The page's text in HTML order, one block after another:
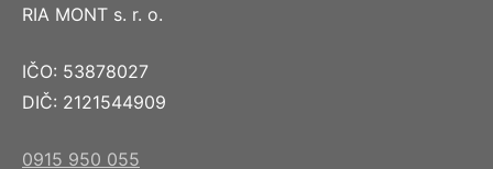
RIA MONT s. r. o.
IČO: 53878027
DIČ: 2121544909
0915 950 055